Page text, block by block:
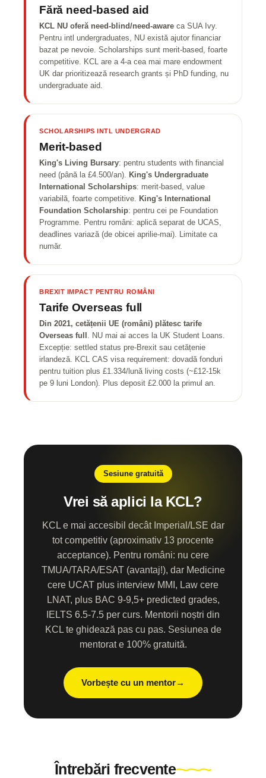
Fără need-based aid
KCL NU oferă need-blind/need-aware ca SUA Ivy.
Pentru intl undergraduates, NU există ajutor financiar
bazat pe nevoie. Scholarships sunt merit-based, foarte
competitive. KCL are a 4-a cea mai mare endowment
UK dar prioritizează research grants și PhD funding, nu
undergraduate aid.
SCHOLARSHIPS INTL UNDERGRAD
Merit-based
King's Living Bursary: pentru students with financial
need (până la £4.500/an).
King's Undergraduate
International Scholarships: merit-based, value
variabilă, foarte competitive.
King's International
Foundation Scholarship: pentru cei pe Foundation
Programme. Pentru români: aplică separat de UCAS,
deadlines variază (de obicei aprilie-mai). Limitate ca
număr.
BREXIT IMPACT PENTRU ROMÂNI
Tarife Overseas full
Din 2021, cetățenii UE (români) plătesc tarife
Overseas full
. NU mai ai acces la UK Student Loans.
Excepție: settled status pre-Brexit sau cetățenie
irlandeză. KCL CAS visa requirement: dovadă fonduri
pentru tuition plus £1.334/lună living costs (~£12-15k
pe 9 luni London). Plus deposit £2.000 la primul an.
Sesiune gratuită
Vrei să aplici la KCL?
KCL e mai accesibil decât Imperial/LSE dar
tot competitiv (aproximativ 13 procente
acceptance). Pentru români: nu cere
TMUA/TARA/ESAT (avantaj!), dar Medicine
cere UCAT plus interview MMI, Law cere
LNAT, plus BAC 9-9,5+ predicted grades,
IELTS 6.5-7.5 per curs. Mentorii noștri din
KCL te ghidează pas cu pas. Sesiunea de
mentorat e 100% gratuită.
Vorbește cu un mentor
Întrebări frecvente